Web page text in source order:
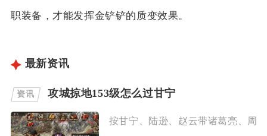
职装备，才能发挥金铲铲的质变效果。
最新资讯
资讯 攻城掠地153级怎么过甘宁
按甘宁、陆逊、赵云带诸葛亮、周